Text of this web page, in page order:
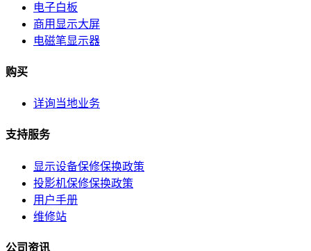
电子白板
商用显示大屏
电磁笔显示器
购买
详询当地业务
支持服务
显示设备保修保换政策
投影机保修保换政策
用户手册
维修站
公司资讯